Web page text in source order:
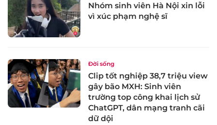
Nhóm sinh viên Hà Nội xin lỗi
vì xúc phạm nghệ sĩ
Đời sống
Clip tốt nghiệp 38,7 triệu view
gây bão MXH: Sinh viên
trường top công khai lịch sử
ChatGPT, dân mạng tranh cãi
dữ dội